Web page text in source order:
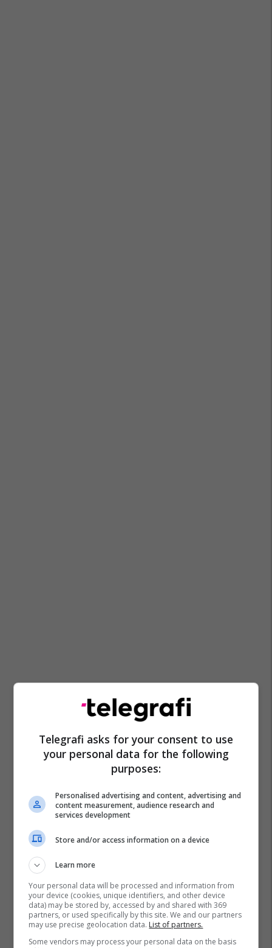
Telegrafi asks for your consent to use
your personal data for the following
purposes:
Personalised advertising and content, advertising and
content measurement, audience research and
services development
Store and/or access information on a device
Learn more
Your personal data will be processed and information from
your device (cookies, unique identifiers, and other device
data) may be stored by, accessed by and shared with 369
partners, or used specifically by this site. We and our partners
may use precise geolocation data. List of partners.
Some vendors may process your personal data on the basis